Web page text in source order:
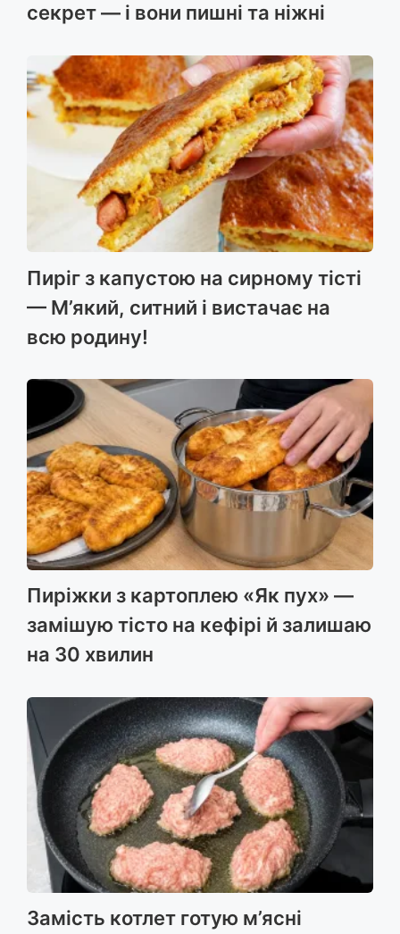
секрет — і вони пишні та ніжні
Пиріг з капустою на сирному тісті
— М’який, ситний і вистачає на
всю родину!
Пиріжки з картоплею «Як пух» —
замішую тісто на кефірі й залишаю
на 30 хвилин
Замість котлет готую м’ясні